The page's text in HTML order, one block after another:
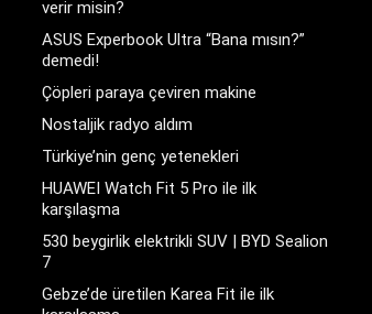
verir misin?
ASUS Experbook Ultra “Bana mısın?”
demedi!
Çöpleri paraya çeviren makine
Nostaljik radyo aldım
Türkiye’nin genç yetenekleri
HUAWEI Watch Fit 5 Pro ile ilk
karşılaşma
530 beygirlik elektrikli SUV | BYD Sealion
7
Gebze’de üretilen Karea Fit ile ilk